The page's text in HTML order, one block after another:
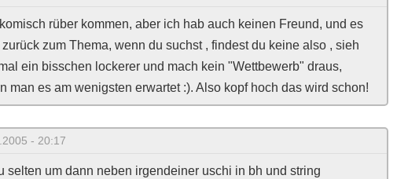
rüber kommen, aber ich hab auch keinen Freund, und es
zum Thema, wenn du suchst , findest du keine also , sieh
ein bisschen lockerer und mach kein "Wettbewerb" draus,
man es am wenigsten erwartet :). Also kopf hoch das wird schon!
- 20:17
selten um dann neben irgendeiner uschi in bh und string